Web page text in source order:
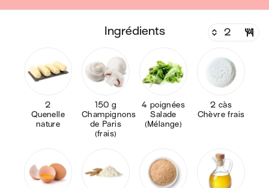
ingrédients
2
Quenelle
nature
150 g
Champignons
de Paris
(frais)
4 poignées
Salade
(Mélange)
2 càs
Chèvre frais